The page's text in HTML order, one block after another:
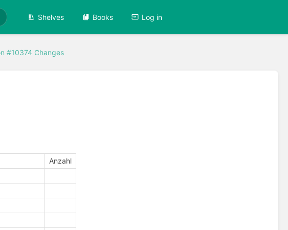
Shelves Books Log in
#10374 Changes
Anzahl